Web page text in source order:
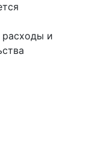
расходы и